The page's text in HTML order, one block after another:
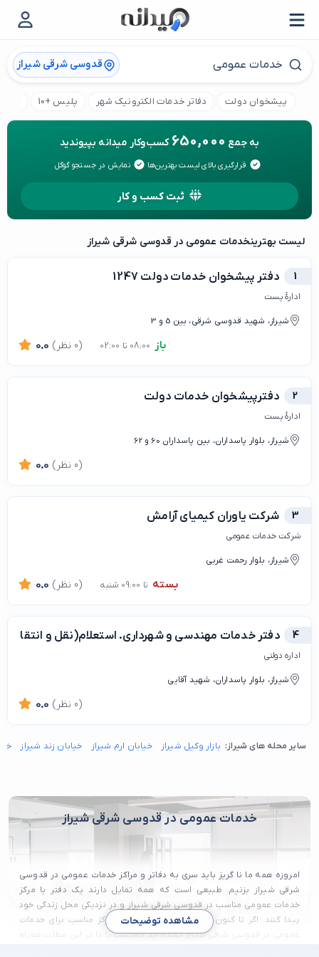
قدوسی شرقی شیراز
پیشخوان دولت دفاتر خدمات الکترونیک شهر پلیس +10
به جمع 650,000 کسب‌وکار میدانه بپیوندید
قرارگیری بالای لیست بهترین‌ها نمایش در جستجو گوگل
ثبت کسب و کار
لیست بهترینخدمات عمومی در قدوسی شرقی شیراز
1 دفتر پیشخوان خدمات دولت 1247
ادارهٔ پست
شیراز، شهید قدوسی شرقی، بین 5 و 3
باز 0.0 (0 نظر)
2 دفترپیشخوان خدمات دولت
ادارهٔ پست
شیراز، بلوار پاسداران، بین پاسداران 60 و 62
0.0 (0 نظر)
3 شرکت یاوران کیمیای آرامش
شرکت خدمات عمومی
شیراز، بلوار رحمت غربی
بسته تا 09:00 شنبه 0.0 (0 نظر)
4 دفتر خدمات مهندسی و شهرداری. استعلام(نقل و انتقال/
اداره دولتی
شیراز، بلوار پاسداران، شهید آقایی
0.0 (0 نظر)
سایر محله های شیراز: بازار وکیل شیراز خیابان ارم شیراز خیابان زند شیراز
خدمات عمومی در قدوسی شرقی شیراز
امروزه همه ما نا گریز باید سری به دفاتر و مراکز خدمات عمومی در قدوسی
شرقی شیراز بزنیم. طبیعی است که همه تمایل دارند یک دفتر یا مرکز
خدمات عمومی مناسب در قدوسی شرقی شیراز و در نزدیکی محل زندگی خود
پیدا کنند. اگر تا کنون موفق به پیدا کردن یک مرکز مناسب برای خدمات
عمومی در قدوسی شرقی شیراز نشده اید کافیست با ما در این مطلب همراه
مشاهده توضیحات